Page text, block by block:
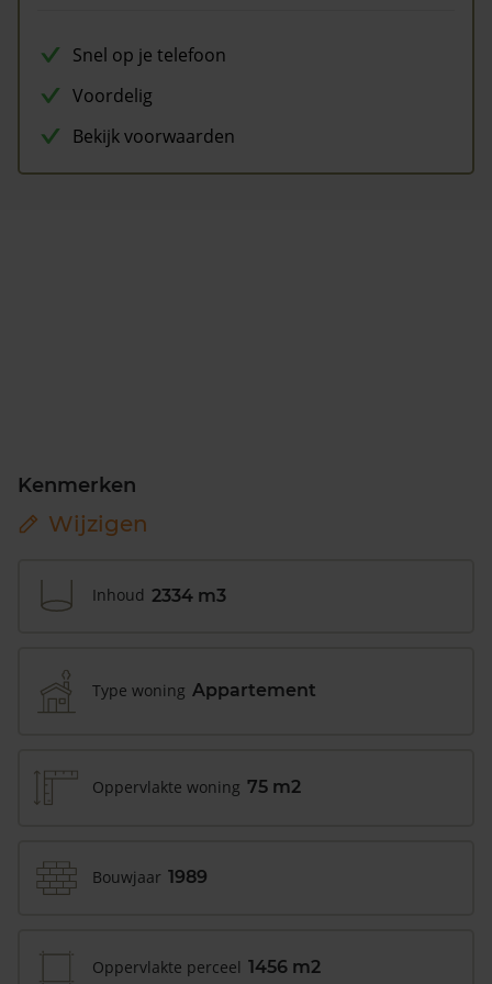
Snel op je telefoon
Voordelig
Bekijk voorwaarden
Kenmerken
Wijzigen
Inhoud 2334 m3
Type woning Appartement
Oppervlakte woning 75 m2
Bouwjaar 1989
Oppervlakte perceel 1456 m2